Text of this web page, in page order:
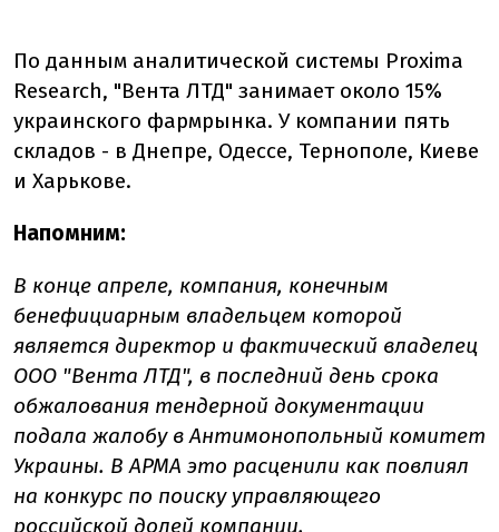
По данным аналитической системы Proxima
Research, "Вента ЛТД" занимает около 15%
украинского фармрынка. У компании пять
складов - в Днепре, Одессе, Тернополе, Киеве
и Харькове.
Напомним:
В конце апреле, компания, конечным
бенефициарным владельцем которой
является директор и фактический владелец
ООО "Вента ЛТД", в последний день срока
обжалования тендерной документации
подала жалобу в Антимонопольный комитет
Украины. В АРМА это расценили как повлиял
на конкурс по поиску управляющего
российской долей компании.